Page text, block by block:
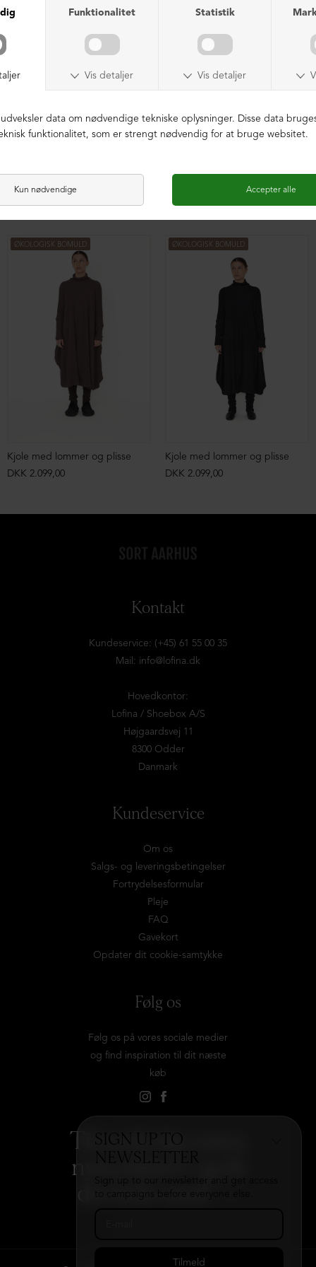
SIGN UP TO
DKK 2.099,00
ØKOLOGISK BOMULD
Kjole med lommer og plisse
DKK 2.099,00
ØKOLOGISK BOMULD
Kjole med lommer og plisse
DKK 2.099,00
Kontakt
Kundeservice: (+45) 61 55 00 35
Mail: info@lofina.dk
Hovedkontor:
Lofina / Shoebox A/S
Højgaardsvej 11
8300 Odder
Danmark
Kundeservice
Om os
Salgs- og leveringsbetingelser
Fortrydelsesformular
Pleje
FAQ
Gavekort
Opdater dit cookie-samtykke
Følg os
Følg os på vores sociale medier
og find inspiration til dit næste
køb
Tilmeld dig vores
nyhedsbrev og få